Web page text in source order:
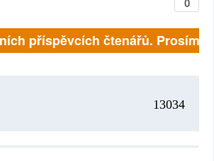
příspěvcích čtenářů. Prosíme,
13034